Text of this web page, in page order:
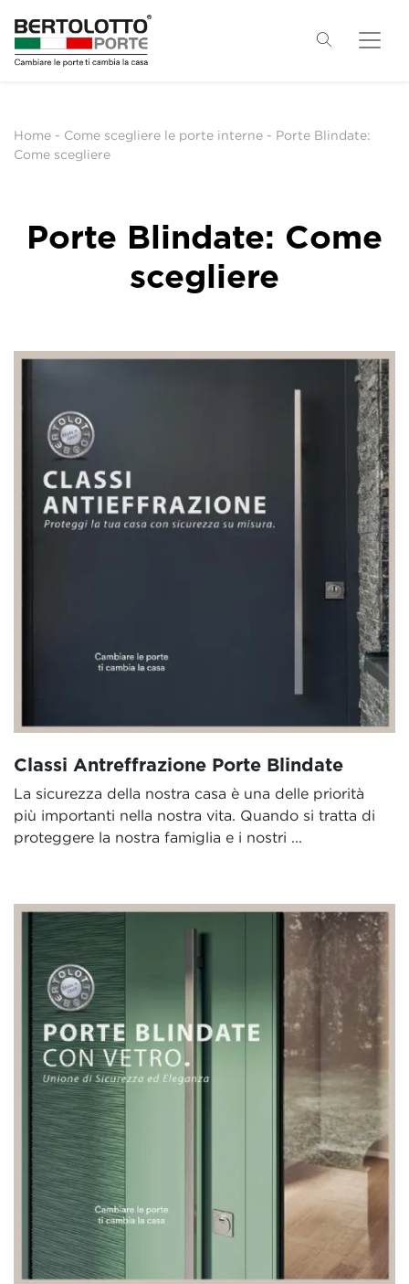
Home - Come scegliere le porte interne - Porte Blindate:
Come scegliere
Porte Blindate: Come
scegliere
Classi Antreffrazione Porte Blindate
La sicurezza della nostra casa è una delle priorità
più importanti nella nostra vita. Quando si tratta di
proteggere la nostra famiglia e i nostri ...